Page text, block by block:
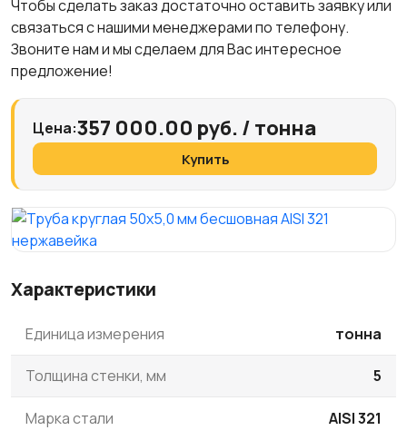
Чтобы сделать заказ достаточно оставить заявку или
связаться с нашими менеджерами по телефону.
Звоните нам и мы сделаем для Вас интересное
предложение!
Цена:357 000.00 руб. / тонна
Купить
Характеристики
Единица измерения тонна
Толщина стенки, мм 5
Марка стали AISI 321